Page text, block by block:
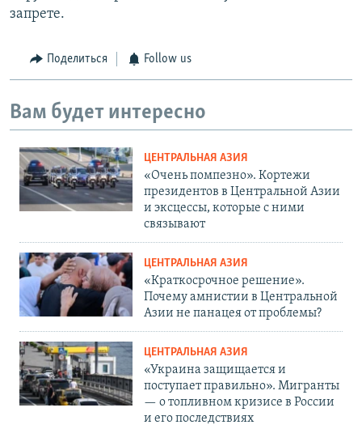
запрете.
Поделиться Follow us
Вам будет интересно
ЦЕНТРАЛЬНАЯ АЗИЯ
«Очень помпезно». Кортежи
президентов в Центральной Азии
и эксцессы, которые с ними
связывают
ЦЕНТРАЛЬНАЯ АЗИЯ
«Краткосрочное решение».
Почему амнистии в Центральной
Азии не панацея от проблемы?
ЦЕНТРАЛЬНАЯ АЗИЯ
«Украина защищается и
поступает правильно». Мигранты
— о топливном кризисе в России
и его последствиях